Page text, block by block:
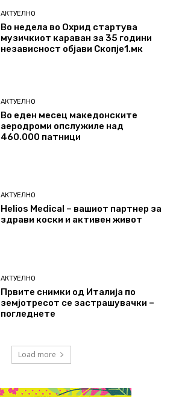
АКТУЕЛНО
Во недела во Охрид стартува
музичкиот караван за 35 години
независност објави Скопје1.мк
АКТУЕЛНО
Во еден месец македонските
аеродроми опслужиле над
460.000 патници
АКТУЕЛНО
Helios Medical – вашиот партнер за
здрави коски и активен живот
АКТУЕЛНО
Првите снимки од Италија по
земјотресот се застрашувачки –
погледнете
Load more